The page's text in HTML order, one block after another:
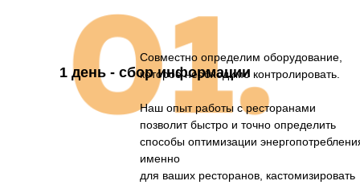
1 день - сбор информации
Совместно определим оборудование,
которое необходимо контролировать.
Наш опыт работы с ресторанами
позволит быстро и точно определить
способы оптимизации
именно
для ваших ресторанов, кастомизировать